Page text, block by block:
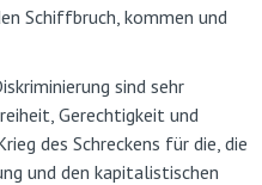
Schiffbruch, kommen und
sind sehr
Gerechtigkeit und
des Schreckens für die, die
und den kapitalistischen